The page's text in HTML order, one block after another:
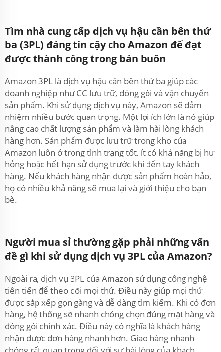
Tìm nhà cung cấp dịch vụ hậu cần bên thứ
ba (3PL) đáng tin cậy cho Amazon để đạt
được thành công trong bán buôn
Amazon 3PL là dịch vụ hậu cần bên thứ ba giúp các
doanh nghiệp như CC lưu trữ, đóng gói và vận chuyển
sản phẩm. Khi sử dụng dịch vụ này, Amazon sẽ đảm
nhiệm nhiều bước quan trọng. Một lợi ích lớn là nó giúp
nâng cao chất lượng sản phẩm và làm hài lòng khách
hàng hơn. Sản phẩm được lưu trữ trong kho của
Amazon luôn ở trong tình trạng tốt, ít có khả năng bị hư
hỏng hoặc hết hạn sử dụng trước khi đến tay khách
hàng. Nếu khách hàng nhận được sản phẩm hoàn hảo,
họ có nhiều khả năng sẽ mua lại và giới thiệu cho bạn
bè.
Người mua sỉ thường gặp phải những vấn
đề gì khi sử dụng dịch vụ 3PL của Amazon?
Ngoài ra, dịch vụ 3PL của Amazon sử dụng công nghệ
tiên tiến để theo dõi mọi thứ. Điều này giúp mọi thứ
được sắp xếp gọn gàng và dễ dàng tìm kiếm. Khi có đơn
hàng, hệ thống sẽ nhanh chóng chọn đúng mặt hàng và
đóng gói chính xác. Điều này có nghĩa là khách hàng
nhận được đơn hàng nhanh hơn. Giao hàng nhanh